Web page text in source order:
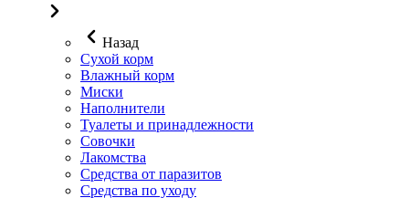
Назад
Сухой корм
Влажный корм
Миски
Наполнители
Туалеты и принадлежности
Совочки
Лакомства
Средства от паразитов
Средства по уходу